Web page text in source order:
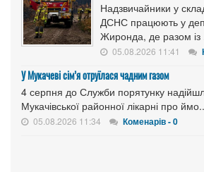
Надзвичайники у
ДСНС працюють у
Жиронда, де разом із
05.08.2026 11:41
У Мукачеві сім’я отруїлася чадним газом
4 серпня до Служби порятунку
Мукачівської районної лікарні про
05.08.2026 11:34 Коменарів - 0